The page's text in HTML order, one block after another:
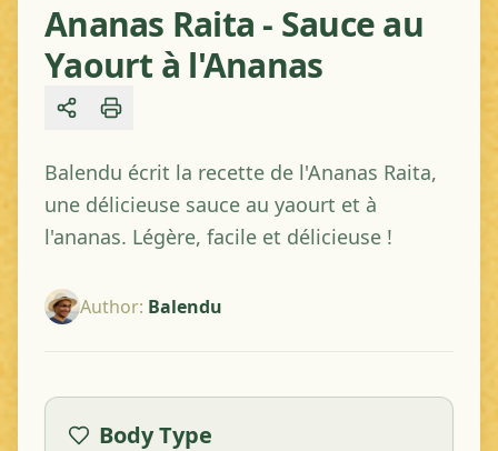
Ananas Raita - Sauce au
Yaourt à l'Ananas
Share
Balendu écrit la recette de l'Ananas Raita,
une délicieuse sauce au yaourt et à
l'ananas. Légère, facile et délicieuse !
Author: Balendu
Body Type